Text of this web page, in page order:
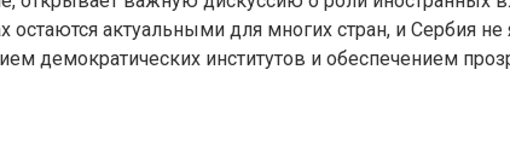
актуальными для многих стран, и Сербия
демократических институтов и обеспечением